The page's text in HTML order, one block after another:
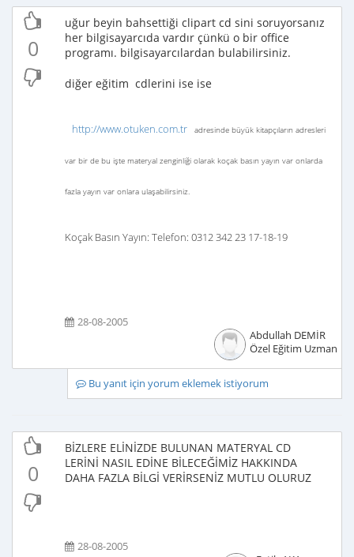
0
uğur beyin bahsettiği clipart cd sini soruyorsanız
her bilgisayarcıda vardır çünkü o bir office
programı. bilgisayarcılardan bulabilirsiniz.
diğer eğitim cdlerini ise ise
http://www.otuken.com.tr adresinde büyük kitapçıların adresleri
var bir de bu işte materyal zenginliği olarak koçak basın yayın var onlarda
fazla yayın var onlara ulaşabilirsiniz.
Koçak Basın Yayın: Telefon: 0312 342 23 17-18-19
28-08-2005
Abdullah DEMİR
Özel Eğitim Uzmanı
Bu yanıt için yorum eklemek istiyorum
0
BİZLERE ELİNİZDE BULUNAN MATERYAL CD
LERİNİ NASIL EDİNE BİLECEĞİMİZ HAKKINDA
DAHA FAZLA BİLGİ VERİRSENİZ MUTLU OLURUZ
28-08-2005